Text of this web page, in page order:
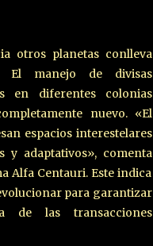
otros planetas conlleva
El manejo de divisas
en diferentes colonias
nuevo. «El
espacios interestelares
y adaptativos», comenta
Alfa Centauri. Este indica
para garantizar
de las transacciones